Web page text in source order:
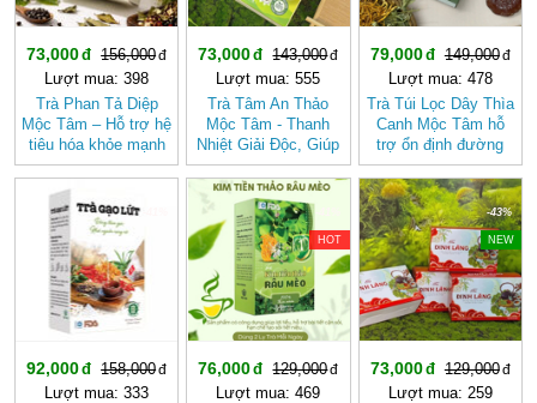
73,000
156,000
Lượt mua: 398
Trà Phan Tả Diệp
Mộc Tâm – Hỗ trợ hệ
tiêu hóa khỏe mạnh
73,000
143,000
Lượt mua: 555
Trà Tâm An Thảo
Mộc Tâm - Thanh
Nhiệt Giải Độc, Giúp
Ngủ Ngon
79,000
149,000
Lượt mua: 478
Trà Túi Lọc Dây Thìa
Canh Mộc Tâm hỗ
trợ ổn định đường
huyết
92,000
158,000
Lượt mua: 333
HOT
76,000
129,000
Lượt mua: 469
-43%
NEW
73,000
129,000
Lượt mua: 259